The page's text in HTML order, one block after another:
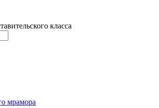
класса
мрамора